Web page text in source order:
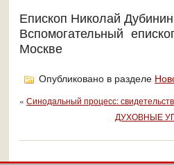
Епископ Николай Дубинин
Вспомогательный
Москве
Опубликовано в разделе
« Синодальный процесс:
ДУХОВНЫЕ